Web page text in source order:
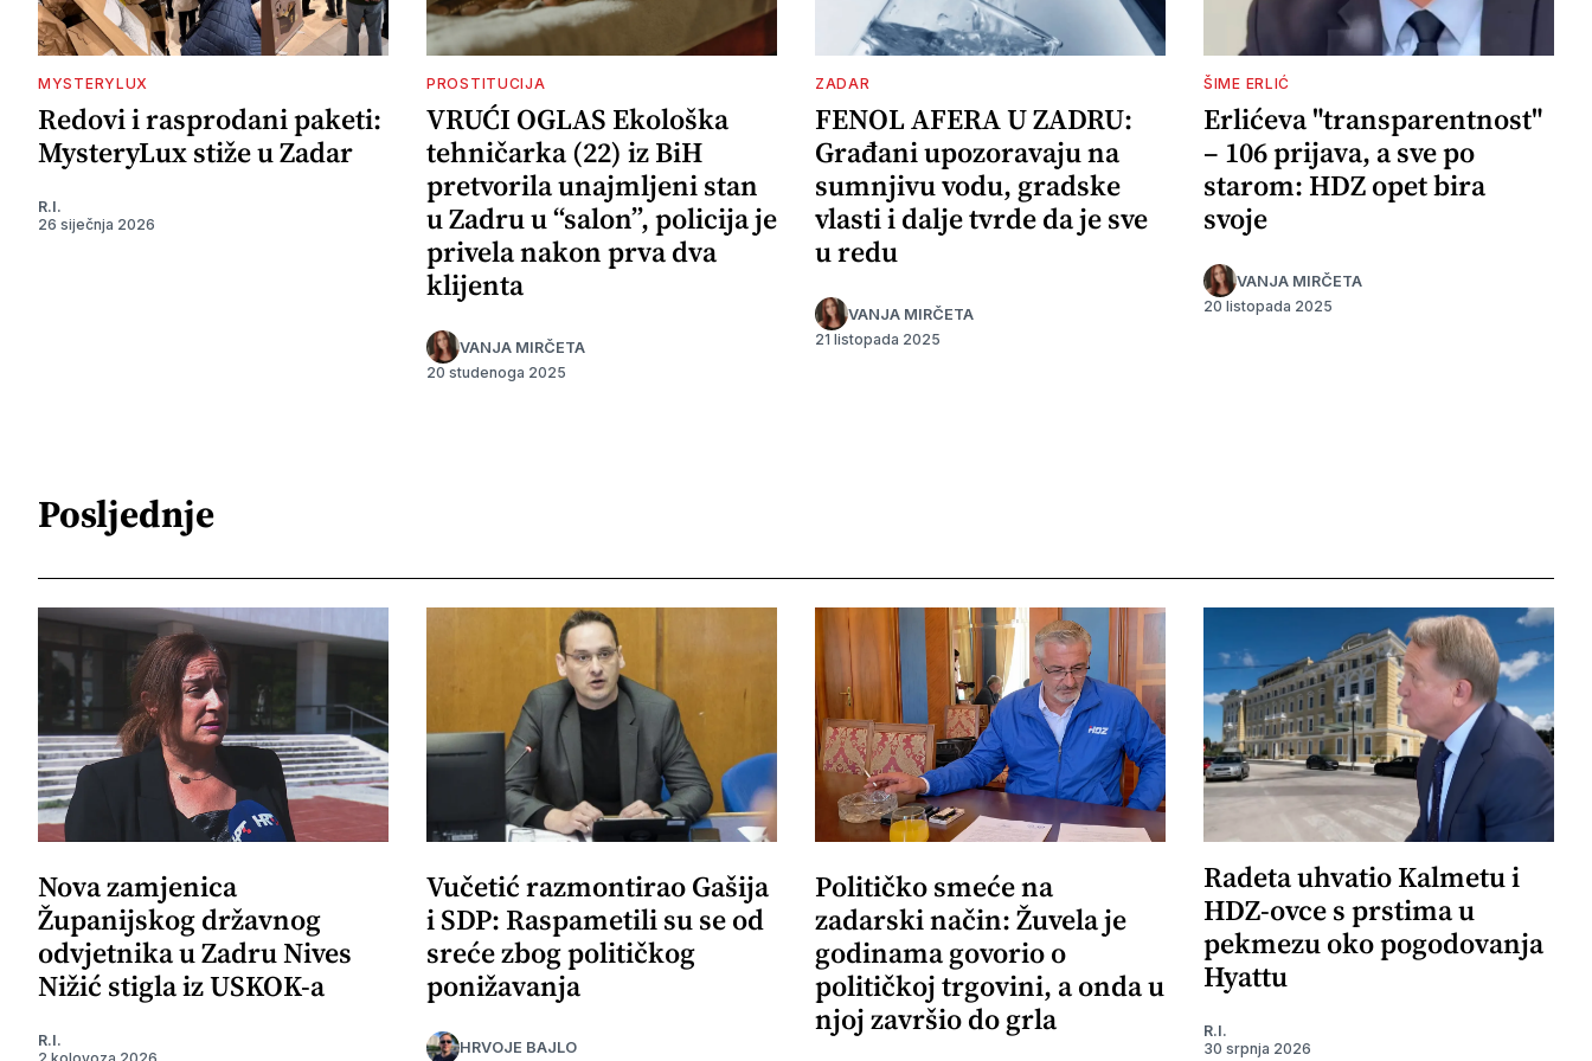
MYSTERYLUX
Redovi i rasprodani paketi:
MysteryLux stiže u Zadar
R.I.
26 siječnja 2026
PROSTITUCIJA
VRUĆI OGLAS Ekološka
tehničarka (22) iz BiH
pretvorila unajmljeni stan
u Zadru u “salon”, policija je
privela nakon prva dva
klijenta
VANJA MIRČETA
20 studenoga 2025
ZADAR
FENOL AFERA U ZADRU:
Građani upozoravaju na
sumnjivu vodu, gradske
vlasti i dalje tvrde da je sve
u redu
VANJA MIRČETA
21 listopada 2025
ŠIME ERLIĆ
Erlićeva "transparentnost"
– 106 prijava, a sve po
starom: HDZ opet bira
svoje
VANJA MIRČETA
20 listopada 2025
Posljednje
Nova zamjenica
Županijskog državnog
odvjetnika u Zadru Nives
Nižić stigla iz USKOK-a
R.I.
Vučetić razmontirao Gašija
i SDP: Raspametili su se od
sreće zbog političkog
ponižavanja
HRVOJE BAJLO
Političko smeće na
zadarski način: Žuvela je
godinama govorio o
političkoj trgovini, a onda u
njoj završio do grla
Radeta uhvatio Kalmetu i
HDZ-ovce s prstima u
pekmezu oko pogodovanja
Hyattu
R.I.
30 srpnja 2026